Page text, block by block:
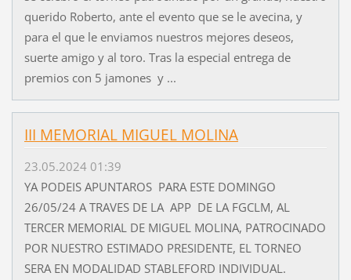
querido Roberto, ante el evento que se le avecina, y
para el que le enviamos nuestros mejores deseos,
suerte amigo y al toro. Tras la especial entrega de
premios con 5 jamones y ...
III MEMORIAL MIGUEL MOLINA
23.05.2024 01:39
YA PODEIS APUNTAROS PARA ESTE DOMINGO
26/05/24 A TRAVES DE LA APP DE LA FGCLM, AL
TERCER MEMORIAL DE MIGUEL MOLINA, PATROCINADO
POR NUESTRO ESTIMADO PRESIDENTE, EL TORNEO
SERA EN MODALIDAD STABLEFORD INDIVIDUAL.